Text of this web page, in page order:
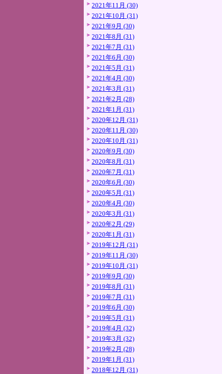
2021年11月 (30)
2021年10月 (31)
2021年9月 (30)
2021年8月 (31)
2021年7月 (31)
2021年6月 (30)
2021年5月 (31)
2021年4月 (30)
2021年3月 (31)
2021年2月 (28)
2021年1月 (31)
2020年12月 (31)
2020年11月 (30)
2020年10月 (31)
2020年9月 (30)
2020年8月 (31)
2020年7月 (31)
2020年6月 (30)
2020年5月 (31)
2020年4月 (30)
2020年3月 (31)
2020年2月 (29)
2020年1月 (31)
2019年12月 (31)
2019年11月 (30)
2019年10月 (31)
2019年9月 (30)
2019年8月 (31)
2019年7月 (31)
2019年6月 (30)
2019年5月 (31)
2019年4月 (32)
2019年3月 (32)
2019年2月 (28)
2019年1月 (31)
2018年12月 (31)